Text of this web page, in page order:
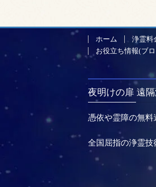
ホーム 浄霊料
お役立ち情報(ブ
夜明けの扉 遠
憑依や霊障の無料
全国屈指の浄霊技